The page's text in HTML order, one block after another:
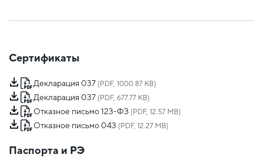
Сертификаты
Декларация 037 (PDF, 1000.87 KB)
Декларация 037 (PDF, 677.77 KB)
Отказное письмо 123-ФЗ (PDF, 12.57 MB)
Отказное письмо 043 (PDF, 12.27 MB)
Паспорта и РЭ